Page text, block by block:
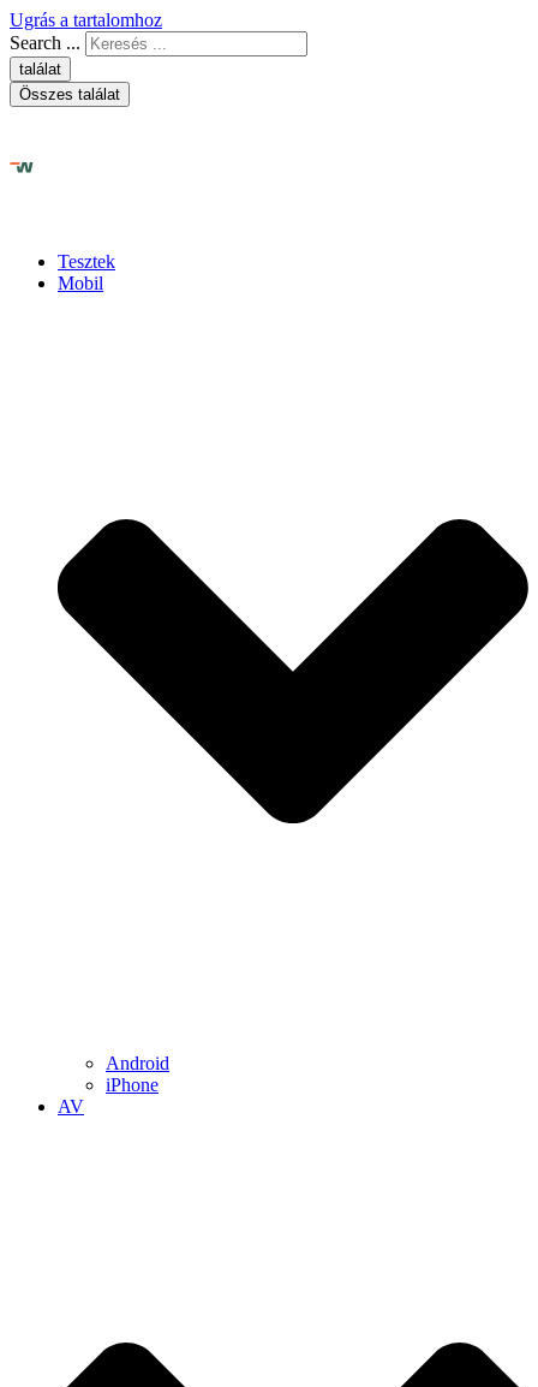
Ugrás a tartalomhoz
Search ...
találat
Összes találat
Tesztek
Mobil
Android
iPhone
AV